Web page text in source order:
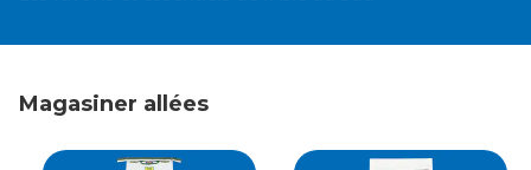
Magasiner allées
sauter Magasiner allées